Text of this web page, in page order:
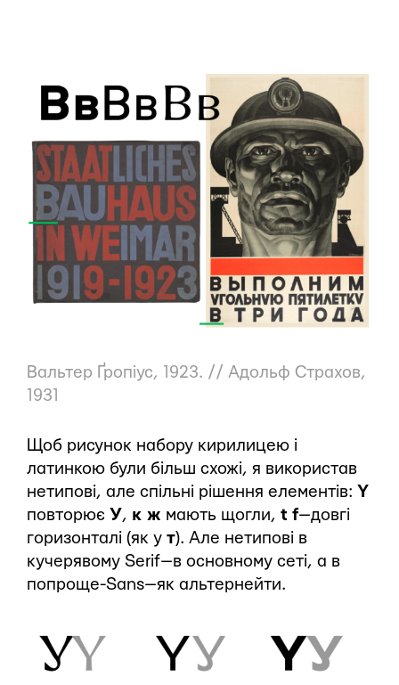
Вальтер Ґропіус, 1923. // Адольф Страхов,
1931
Щоб рисунок набору кирилицею і
латинкою були більш схожі, я використав
нетипові, але спільні рішення елементів: Y
повторює У, к ж мають щогли, t f— довгі
горизонталі (як у т). Але нетипові в
кучерявому Serif — в основному сеті, а в
попроще-Sans — як альтернейти.